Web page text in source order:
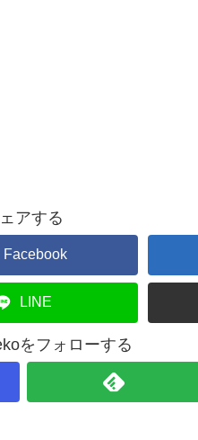
アする
Facebook
LINE
をフォローする